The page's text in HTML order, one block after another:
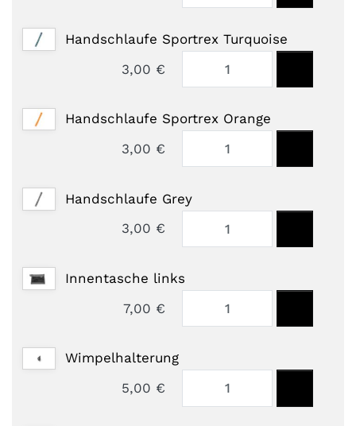
Handschlaufe Sportrex Turquoise
3,00 €
Handschlaufe Sportrex Orange
3,00 €
Handschlaufe Grey
3,00 €
Innentasche links
7,00 €
Wimpelhalterung
5,00 €